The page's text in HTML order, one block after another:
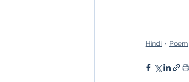
Hindi Poem